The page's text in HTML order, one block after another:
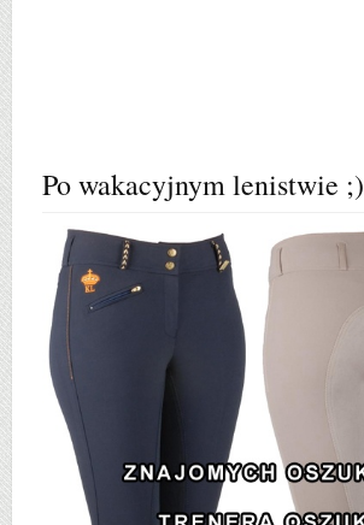
Po wakacyjnym lenistwie ;)